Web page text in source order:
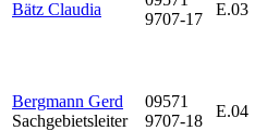
Bätz Claudia
9707-17
E.03
Bergmann Gerd
Sachgebietsleiter
09571
9707-18
E.04